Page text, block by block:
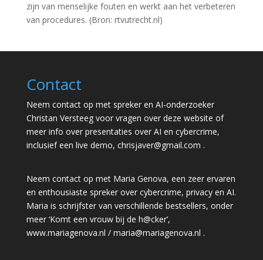
zijn van menselijke fouten en werkt aan het verbeteren
van procedures. (Bron: rtvutrecht.nl)
Contact
Neem contact op met spreker en AI-onderzoeker
Christan Versteeg voor vragen over deze website of
meer info over presentaties over AI en cybercrime,
inclusief een live demo, chrisjaver@gmail.com .
Neem contact op met Maria Genova, een zeer ervaren
en enthousiaste spreker over cybercrime, privacy en AI.
Maria is schrijfster van verschillende bestsellers, onder
meer ‘Komt een vrouw bij de h@cker’,
www.mariagenova.nl / maria@mariagenova.nl .